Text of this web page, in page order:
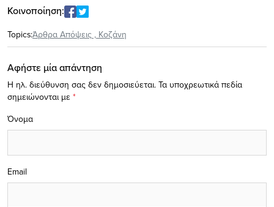
Κοινοποίηση:
Topics:Άρθρα Απόψεις , Κοζάνη
Αφήστε μία απάντηση
Η ηλ. διεύθυνση σας δεν δημοσιεύεται. Τα υποχρεωτικά πεδία
σημειώνονται με *
Όνομα
Email